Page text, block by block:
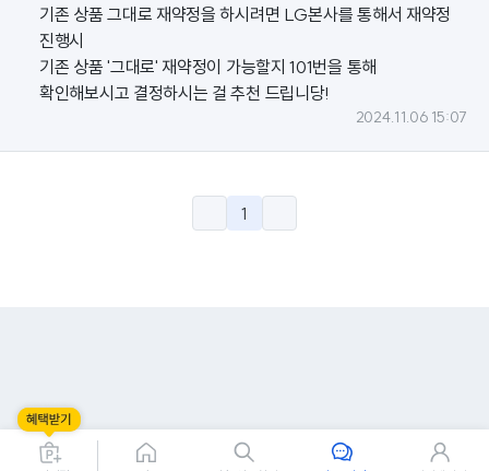
기존 상품 그대로 재약정을 하시려면 LG본사를 통해서 재약정
진행시
기존 상품 '그대로' 재약정이 가능할지 101번을 통해
확인해보시고 결정하시는 걸 추천 드립니당!
2024.11.06 15:07
1